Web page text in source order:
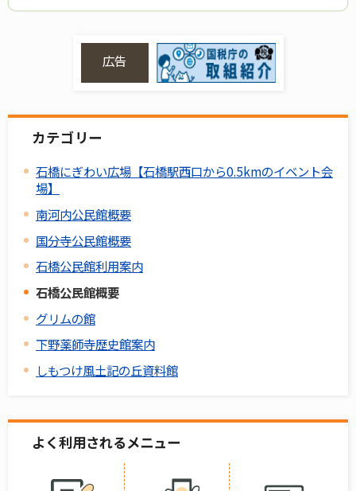
広告
カテゴリー
石橋にぎわい広場【石橋駅西口から0.5kmのイベント会
場】
南河内公民館概要
国分寺公民館概要
石橋公民館利用案内
石橋公民館概要
グリムの館
下野薬師寺歴史館案内
しもつけ風土記の丘資料館
よく利用されるメニュー